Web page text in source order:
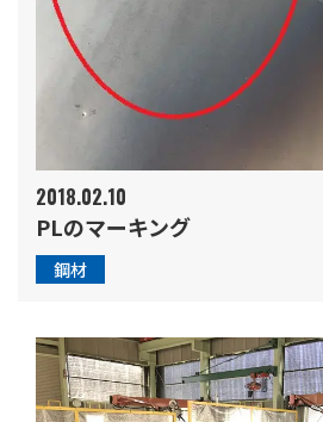
2018.02.10
PLのマーキング
鋼材